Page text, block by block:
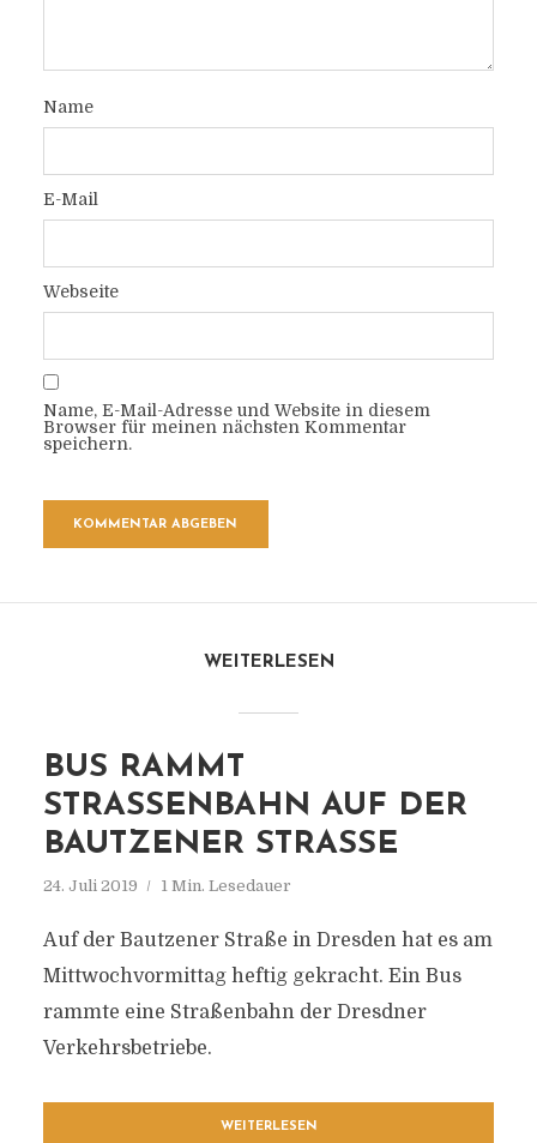
Name
E-Mail
Webseite
Name, E-Mail-Adresse und Website in diesem
Browser für meinen nächsten Kommentar
speichern.
WEITERLESEN
BUS RAMMT
STRASSENBAHN AUF DER B
AUTZENER STRASSE
24. Juli 2019 1 Min. Lesedauer
Auf der Bautzener Straße in Dresden hat es am
Mittwochvormittag heftig gekracht. Ein Bus
rammte eine Straßenbahn der Dresdner
Verkehrsbetriebe.
WEITERLESEN